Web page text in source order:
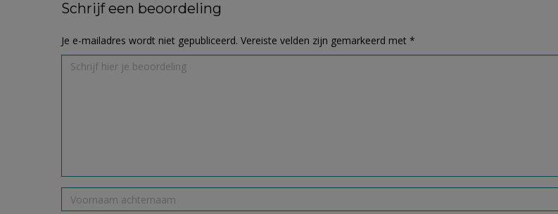
Schrijf een beoordeling
Je e-mailadres wordt niet gepubliceerd. Vereiste velden zijn gemarkeerd met *